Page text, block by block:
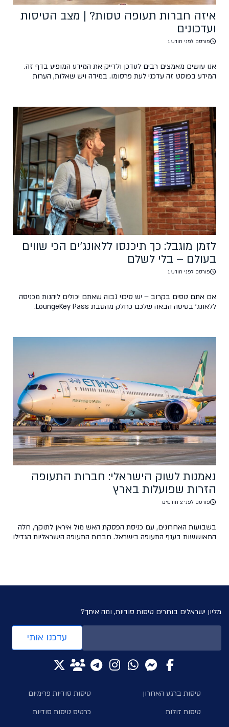
איזה חברות תעופה טסות? | מצב הטיסות
ועדכונים
פורסם לפני חודש 1
אנו עושים מאמצים רבים לעדכן ולדייק את המידע המופיע בדף זה.
המידע בפוסט זה עדכני לעת פרסומו. במידה ויש שאלות, הערות
עושה זאת על אחריותו בלבד.
לזמן מוגבל: כך תיכנסו ללאונג'ים הכי שווים
בעולם – בלי לשלם
פורסם לפני חודש 1
אם אתם טסים בקרוב – יש סיכוי גבוה שאתם יכולים ליהנות מכניסה
ללאונג' בטיסה הבאה שלכם כחלק מהטבת LoungeKey Pass.
כרטיס טיסות סודיות, בעלי כרטיס קיימים וחדשים מבצעים עסקה של
נאמנות לשוק הישראלי: חברות התעופה
הזרות שפועלות בארץ
פורסם לפני 2 חודשים
בשבועות האחרונים, עם כניסת הפסקת האש מול איראן לתוקף, חלה
התאוששות בענף התעופה בישראל. חברות התעופה הישראליות הגדילו
טיסות ברגע האחרון
טיסות זולות
טיסות סודיות פרימיום
כרטיס טיסות סודיות
מליון ישראלים בוחרים טיסות סודיות, ומה איתך?
עדכנו אותי